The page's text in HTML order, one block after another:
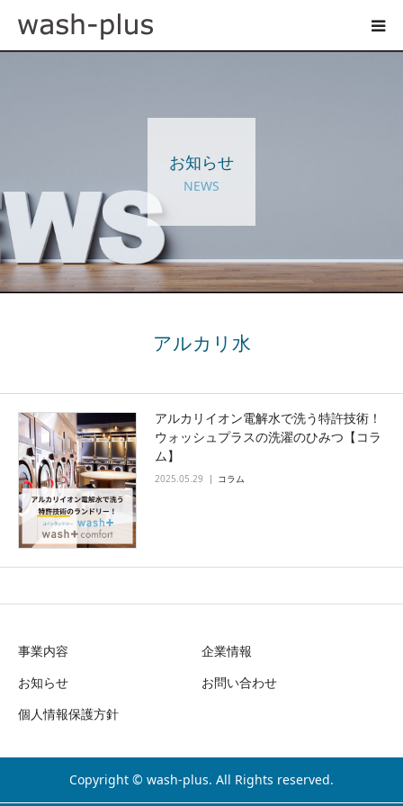
お知らせ
NEWS
アルカリ水
アルカリイオン電解水で洗う特許技術！
ウォッシュプラスの洗濯のひみつ【コラ
ム】
2025.05.29 コラム
事業内容
企業情報
お知らせ
お問い合わせ
個人情報保護方針
Copyright © wash-plus. All Rights reserved.
お知らせ
採用情報